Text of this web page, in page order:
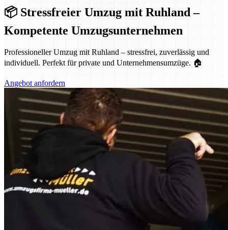
📦 Stressfreier Umzug mit Ruhland –
Kompetente Umzugsunternehmen
Professioneller Umzug mit Ruhland – stressfrei, zuverlässig und
individuell. Perfekt für private und Unternehmensumzüge. 🏠
Angebot anfordern